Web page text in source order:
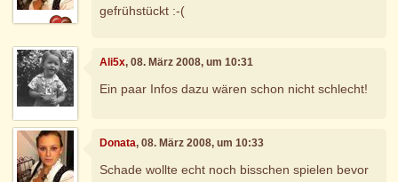
gefrühstückt :-(
Ali5x, 08. März 2008, um 10:31
Ein paar Infos dazu wären schon nicht schlecht!
Donata, 08. März 2008, um 10:33
Schade wollte echt noch bisschen spielen bevor